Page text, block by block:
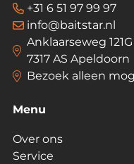
+31 6 51 97 99 97
info@baitstar.nl
Anklaarseweg 121G
7317 AS Apeldoorn
Bezoek alleen
Menu
Over ons
Service